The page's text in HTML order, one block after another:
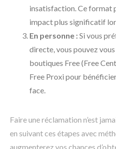
insatisfaction. Ce format
impact plus significatif
En personne :Si vous
directe, vous pouvez vous
boutiques Free (Free
Free Proxi pour
face.
Faire une réclamation n’est
en suivant ces étapes avec
augmenterez vos chances